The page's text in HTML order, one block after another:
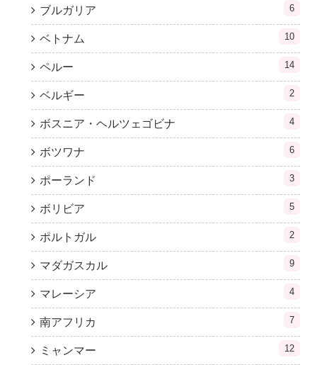
ブルガリア 6
ベトナム 10
ペルー 14
ベルギー 2
ボスニア・ヘルツェゴビナ 4
ボツワナ 6
ポーランド 3
ボリビア 5
ポルトガル 2
マダガスカル 9
マレーシア 4
南アフリカ 7
ミャンマー 12